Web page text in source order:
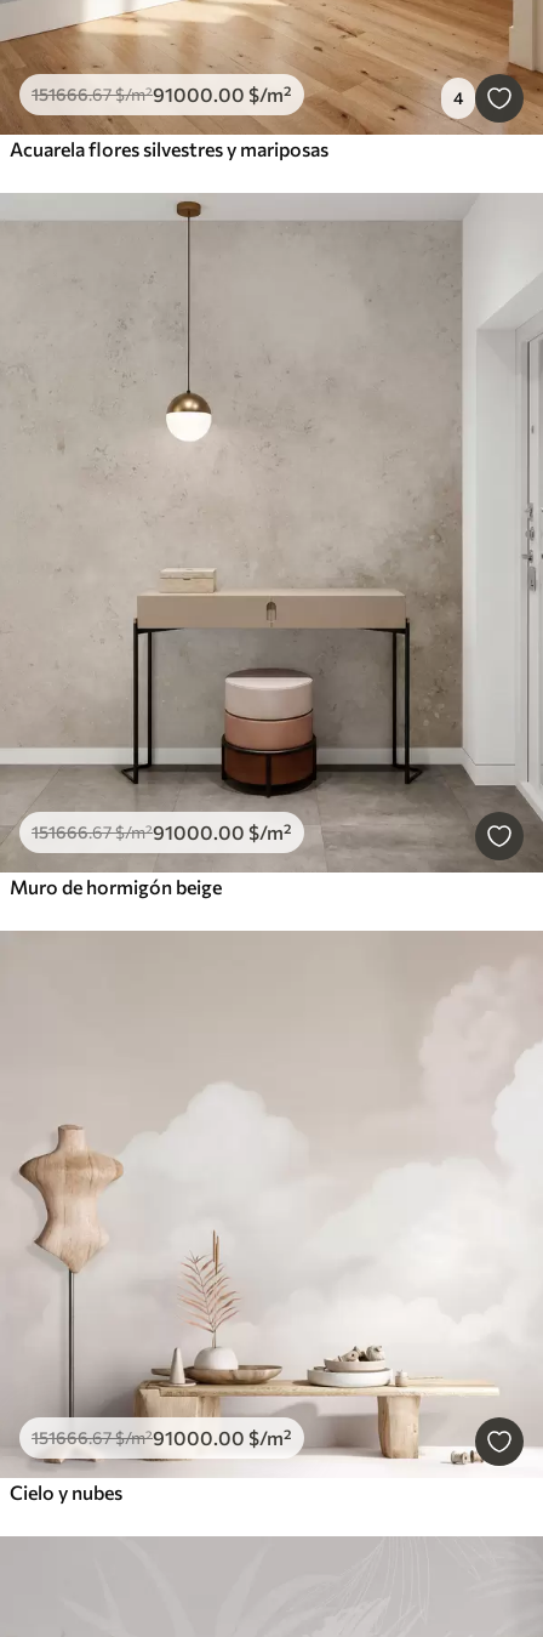
151666.67$/m²91000.00 $/m² 4
Acuarela flores silvestres y mariposas
151666.67$/m²91000 .00 $/m²
Muro de hormigón beige
151666.67$/m²91000 .00 $/m²
Cielo y nubes